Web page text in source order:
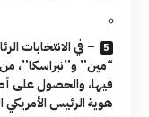
– في الانتخابات
“مين” و”نبراسكا”،
فيها، والحصول على
هوية الرئيس